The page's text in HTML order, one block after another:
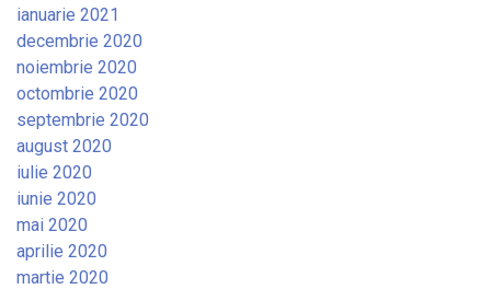
ianuarie 2021
decembrie 2020
noiembrie 2020
octombrie 2020
septembrie 2020
august 2020
iulie 2020
iunie 2020
mai 2020
aprilie 2020
martie 2020